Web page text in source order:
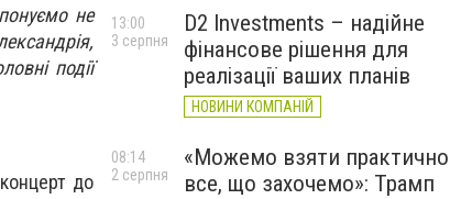
не
події
до
D2 Investments – надійне
фінансове рішення для
реалізації ваших планів
НОВИНИ КОМПАНІЙ
13:00
3 серпня
«Можемо взяти практично
все, що захочемо»: Трамп
08:14
2 серпня